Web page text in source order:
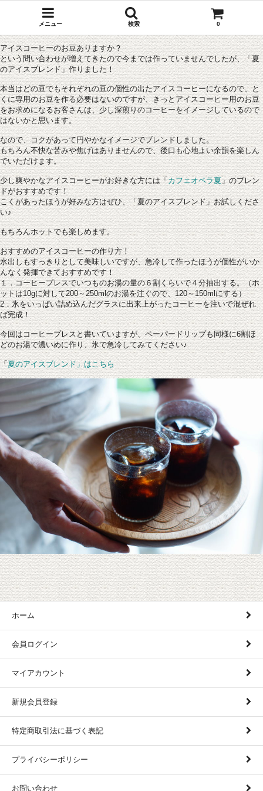
メニュー 検索 0
アイスコーヒーのお豆ありますか？
という問い合わせが増えてきたので今までは作っていませんでしたが、「夏
のアイスブレンド」作りました！
本当はどの豆でもそれぞれの豆の個性の出たアイスコーヒーになるので、と
くに専用のお豆を作る必要はないのですが、きっとアイスコーヒー用のお豆
をお求めになるお客さんは、少し深煎りのコーヒーをイメージしているので
はないかと思います。
なので、コクがあって円やかなイメージでブレンドしました。
もちろん不快な苦みや焦げはありませんので、後口も心地よい余韻を楽しん
でいただけます。
少し爽やかなアイスコーヒーがお好きな方には「カフェオペラ夏」のブレン
ドがおすすめです！
こくがあったほうが好みな方はぜひ、「夏のアイスブレンド」お試しくださ
い♪
もちろんホットでも楽しめます。
おすすめのアイスコーヒーの作り方！
水出しもすっきりとして美味しいですが、急冷して作ったほうが個性がいか
んなく発揮できておすすめです！
１．コーヒープレスでいつものお湯の量の６割くらいで４分抽出する。（ホ
ットは10gに対して200～250mlのお湯を注ぐので、120～150mlにする）
2．氷をいっぱい詰め込んだグラスに出来上がったコーヒーを注いで混ぜれ
ば完成！
今回はコーヒープレスと書いていますが、ペーパードリップも同様に6割ほ
どのお湯で濃いめに作り、氷で急冷してみてください♪
「夏のアイスブレンド」はこちら
ホーム
会員ログイン
マイアカウント
新規会員登録
特定商取引法に基づく表記
プライバシーポリシー
お問い合わせ